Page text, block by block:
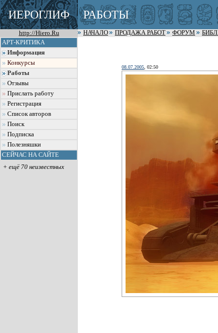
ИЕРОГЛИФ РАБОТЫ
http://Hiero.Ru НАЧАЛО ПРОДАЖА РАБОТ ФОРУМ
АРТ-КРИТИКА
Информация
Конкурсы
Работы
Отзывы
Прислать работу
Регистрация
Список авторов
Поиск
Подписка
Полезняшки
СЕЙЧАС НА САЙТЕ
+ ещё 70 неизвестных
08.07.2005 , 02:50